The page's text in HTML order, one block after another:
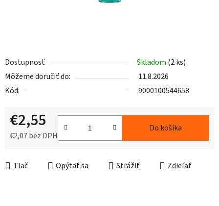
Dostupnosť Skladom (2 ks)
Môžeme doručiť do:
11.8.2026
Kód:
9000100544658
€2,55
€2,07 bez DPH
Do košíka
Tlač Opýtať sa Strážiť Zdieľať